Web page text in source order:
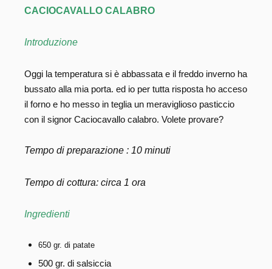
CACIOCAVALLO CALABRO
Introduzione
Oggi la temperatura si è abbassata e il freddo inverno ha
bussato alla mia porta. ed io per tutta risposta ho acceso
il forno e ho messo in teglia un meraviglioso pasticcio
con il signor Caciocavallo calabro. Volete provare?
Tempo di preparazione : 10 minuti
Tempo di cottura: circa 1 ora
Ingredienti
650 gr. di patate
500 gr. di salsiccia